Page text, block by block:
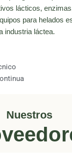
lácticos,
para helados
industria láctea.
Nuestros